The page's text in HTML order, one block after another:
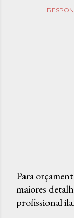
P
o
Para
maiores
profissional